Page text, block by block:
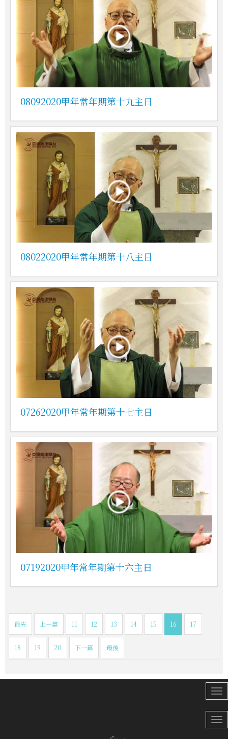
08092020甲年常年期第十九主日
08022020甲年常年期第十八主日
07262020甲年常年期第十七主日
07192020甲年常年期第十六主日
最先 上一篇 11 12 13 14 15 16 17
18 19 20 下一篇 最後